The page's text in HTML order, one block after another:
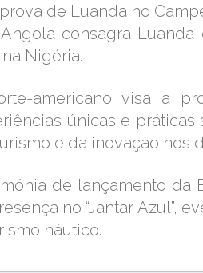
de Luanda no
consagra
Nigéria.
americano visa a
únicas e práticas
e da inovação nos
de lançamento da
no “Jantar Azul”,
náutico.